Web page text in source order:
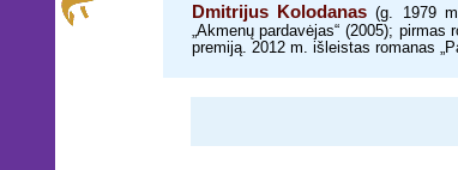
Dmitrijus Kolodanas (g. 1979
„Akmenų pardavėjas“ (2005);
premiją. 2012 m. išleistas romanas